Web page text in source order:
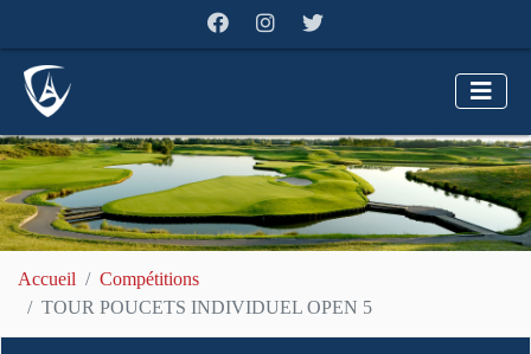
Accueil
Compétitions
TOUR POUCETS INDIVIDUEL OPEN 5